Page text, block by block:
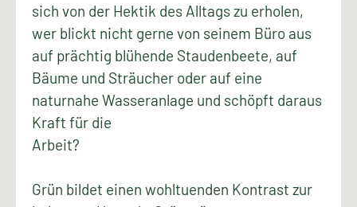
sich von der Hektik des Alltags zu erholen,
wer blickt nicht gerne von seinem Büro aus
auf prächtig blühende Staudenbeete, auf
Bäume und Sträucher oder auf eine
naturnahe Wasseranlage und schöpft daraus
Kraft für die
Arbeit?
Grün bildet einen wohltuenden Kontrast zur